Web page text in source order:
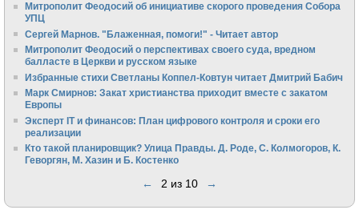
Митрополит Феодосий об инициативе скорого проведения Собора
УПЦ
Сергей Марнов. "Блаженная, помоги!" - Читает автор
Митрополит Феодосий о перспективах своего суда, вредном
балласте в Церкви и русском языке
Избранные стихи Светланы Коппел-Ковтун читает Дмитрий Бабич
Марк Смирнов: Закат христианства приходит вместе с закатом
Европы
Эксперт IT и финансов: План цифрового контроля и сроки его
реализации
Кто такой планировщик? Улица Правды. Д. Роде, С. Колмогоров, К.
Геворгян, М. Хазин и Б. Костенко
← 2 из 10 →